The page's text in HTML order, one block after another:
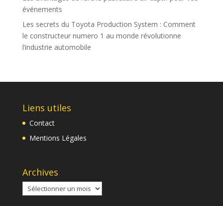
événements
Les secrets du Toyota Production System : Comment
le constructeur numero 1 au monde révolutionne
l’industrie automobile
Liens utiles
Contact
Mentions Légales
Archives
Archives